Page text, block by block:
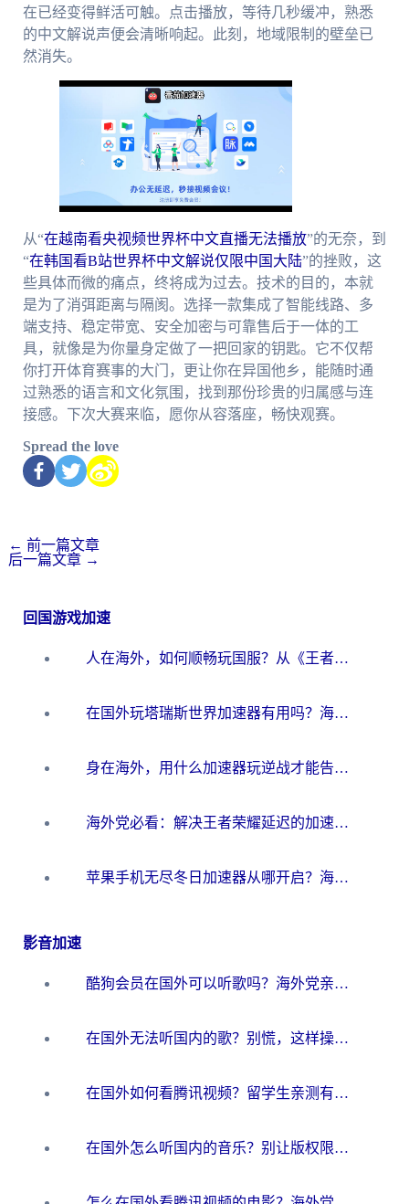
在已经变得鲜活可触。点击播放，等待几秒缓冲，熟悉
的中文解说声便会清晰响起。此刻，地域限制的壁垒已
然消失。
从“在越南看央视频世界杯中文直播无法播放”的无奈，到
“在韩国看B站世界杯中文解说仅限中国大陆”的挫败，这
些具体而微的痛点，终将成为过去。技术的目的，本就
是为了消弭距离与隔阂。选择一款集成了智能线路、多
端支持、稳定带宽、安全加密与可靠售后于一体的工
具，就像是为你量身定做了一把回家的钥匙。它不仅帮
你打开体育赛事的大门，更让你在异国他乡，能随时通
过熟悉的语言和文化氛围，找到那份珍贵的归属感与连
接感。下次大赛来临，愿你从容落座，畅快观赛。
Spread the love
← 前一篇文章
后一篇文章 →
回国游戏加速
人在海外，如何顺畅玩国服？从《王者荣耀》到《云图计划》的加速器终极指南
在国外玩塔瑞斯世界加速器有用吗？海外玩家亲测后的真实答案
身在海外，用什么加速器玩逆战才能告别延迟？
海外党必看：解决王者荣耀延迟的加速器终极指南——从EVE到猫和老鼠，一个工具全搞定
苹果手机无尽冬日加速器从哪开启？海外玩家的冬日生存指南
影音加速
酷狗会员在国外可以听歌吗？海外党亲测有效：3步解决音乐权限难题
在国外无法听国内的歌？别慌，这样操作就能畅听QQ音乐（附亲测加速器推荐）
在国外如何看腾讯视频？留学生亲测有效的回国加速方案
在国外怎么听国内的音乐？别让版权限制断了你的华语歌单